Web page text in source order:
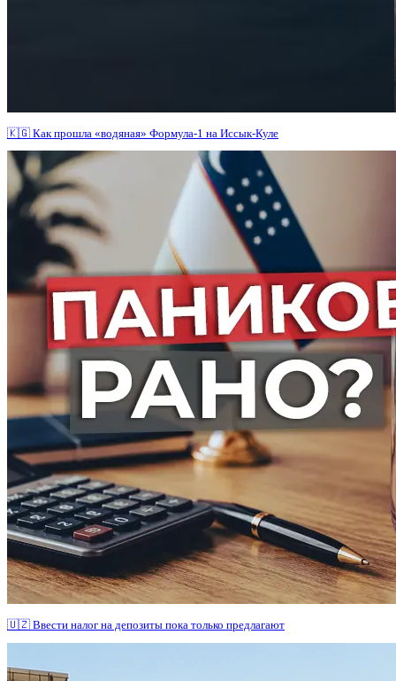
🇰🇬 Как прошла «водяная» Формула-1 на Иссык-Куле
🇺🇿 Ввести налог на депозиты пока только предлагают